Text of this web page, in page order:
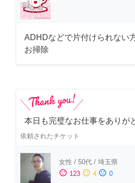
ADHDなどで片付けられない
お掃除
本日も完璧なお仕事をありが
依頼されたチケット
女性 / 50代 / 埼玉県
sentiment_satisfied 123 sentiment_neutral 4 sentiment_dissatisfied 0